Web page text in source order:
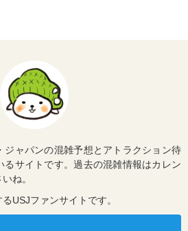
ジャパンの混雑予想とアトラクション待
るサイトです。過去の混雑情報はカレン
ね。
USJファンサイトです。